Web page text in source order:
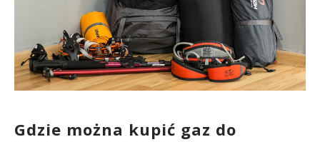
Gdzie można kupić gaz do